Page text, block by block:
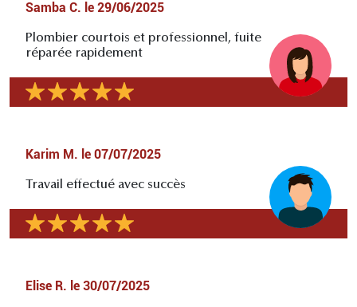
Samba C. le 29/06/2025
Plombier courtois et professionnel, fuite
réparée rapidement
Karim M. le 07/07/2025
Travail effectué avec succès
Elise R. le 30/07/2025